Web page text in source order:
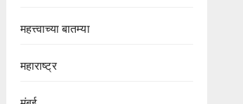
महत्त्वाच्या बातम्या
महाराष्ट्र